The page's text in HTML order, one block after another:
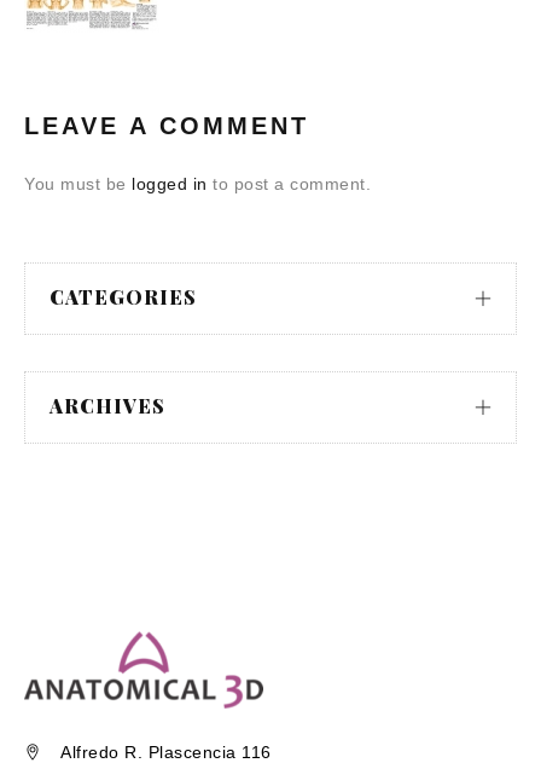
LEAVE A COMMENT
You must be logged in to post a comment.
CATEGORIES
ARCHIVES
Alfredo R. Plascencia 116